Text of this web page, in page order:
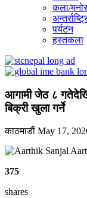
कला/
पर्यटन
हस्तकला
आगामी जेठ ८
बिक्री खुला गर्ने
काठमाडाैं May 17,
375
shares